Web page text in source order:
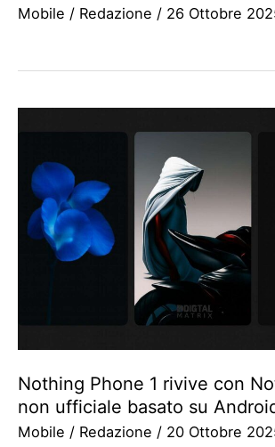
Mobile / Redazione / 26 Ottobre
Nothing Phone 1 rivive con
non ufficiale basato su
Mobile / Redazione / 20 Ottobre